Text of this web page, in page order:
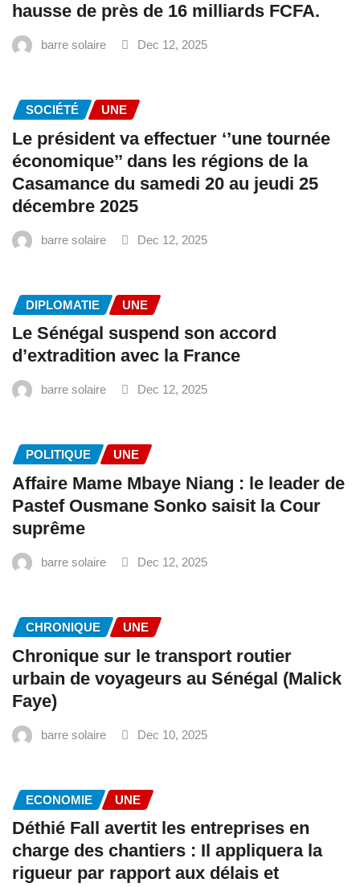
hausse de près de 16 milliards FCFA.
barre solaire Dec 12, 2025
SOCIÉTÉ UNE
Le président va effectuer ‘’une tournée
économique’’ dans les régions de la
Casamance du samedi 20 au jeudi 25
décembre 2025
barre solaire Dec 12, 2025
DIPLOMATIE UNE
Le Sénégal suspend son accord
d’extradition avec la France
barre solaire Dec 12, 2025
POLITIQUE UNE
Affaire Mame Mbaye Niang : le leader de
Pastef Ousmane Sonko saisit la Cour
suprême
barre solaire Dec 12, 2025
CHRONIQUE UNE
Chronique sur le transport routier
urbain de voyageurs au Sénégal (Malick
Faye)
barre solaire Dec 10, 2025
ECONOMIE UNE
Déthié Fall avertit les entreprises en
charge des chantiers : Il appliquera la
rigueur par rapport aux délais et